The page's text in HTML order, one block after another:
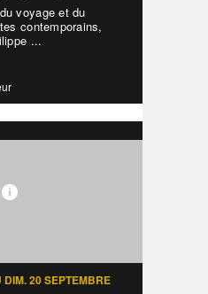
voyage et du
contemporains,
...
20 SEPTEMBRE